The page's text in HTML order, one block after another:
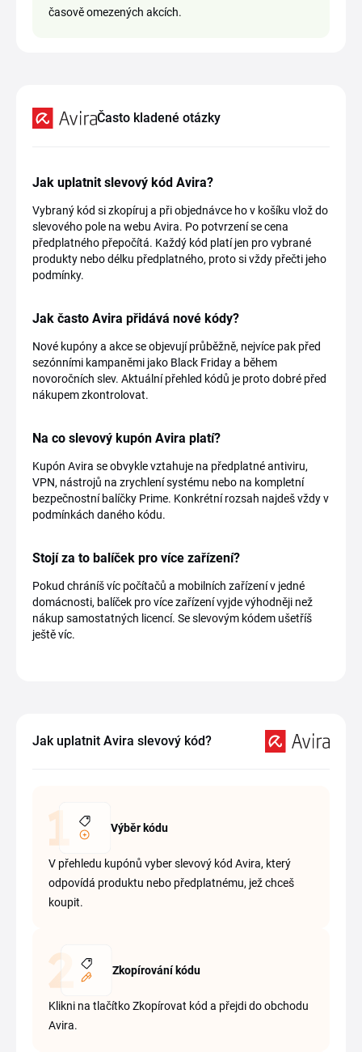
časově omezených akcích.
Často kladené otázky
Jak uplatnit slevový kód Avira?
Vybraný kód si zkopíruj a při objednávce ho v košíku vlož do
slevového pole na webu Avira. Po potvrzení se cena
předplatného přepočítá. Každý kód platí jen pro vybrané
produkty nebo délku předplatného, proto si vždy přečti jeho
podmínky.
Jak často Avira přidává nové kódy?
Nové kupóny a akce se objevují průběžně, nejvíce pak před
sezónními kampaněmi jako Black Friday a během
novoročních slev. Aktuální přehled kódů je proto dobré před
nákupem zkontrolovat.
Na co slevový kupón Avira platí?
Kupón Avira se obvykle vztahuje na předplatné antiviru,
VPN, nástrojů na zrychlení systému nebo na kompletní
bezpečnostní balíčky Prime. Konkrétní rozsah najdeš vždy v
podmínkách daného kódu.
Stojí za to balíček pro více zařízení?
Pokud chráníš víc počítačů a mobilních zařízení v jedné
domácnosti, balíček pro více zařízení vyjde výhodněji než
nákup samostatných licencí. Se slevovým kódem ušetříš
ještě víc.
Jak uplatnit Avira slevový kód?
Výběr kódu
V přehledu kupónů vyber slevový kód Avira, který
odpovídá produktu nebo předplatnému, jež chceš
koupit.
Zkopírování kódu
Klikni na tlačítko Zkopírovat kód a přejdi do obchodu
Avira.